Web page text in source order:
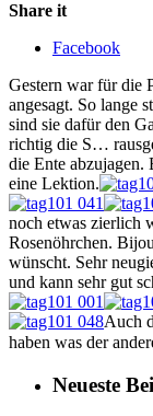
Share it
Facebook
Gestern war für die
angesagt. So lange
sind sie dafür den
richtig die S…
die Ente abzujagen.
eine Lektion.
noch etwas zierlich
Rosenöhrchen.
wünscht. Sehr
und kann sehr gut
Auch
haben was der
Neueste